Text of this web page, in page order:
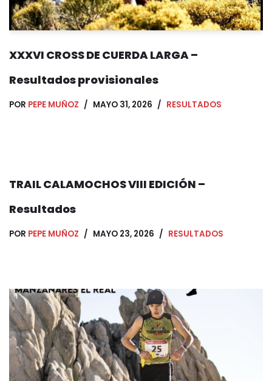
XXXVI CROSS DE CUERDA LARGA –
Resultados provisionales
POR PEPE MUÑOZ MAYO 31, 2026 RESULTADOS
TRAIL CALAMOCHOS VIII EDICIÓN –
Resultados
POR PEPE MUÑOZ MAYO 23, 2026 RESULTADOS